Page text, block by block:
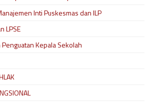
Inti Puskesmas dan ILP
LPSE
Kepala Sekolah